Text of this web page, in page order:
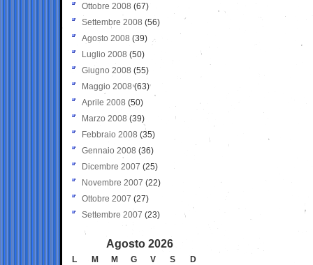
Ottobre 2008 (67)
Settembre 2008 (56)
Agosto 2008 (39)
Luglio 2008 (50)
Giugno 2008 (55)
Maggio 2008(63)
Aprile 2008 (50)
Marzo 2008 (39)
Febbraio 2008 (35)
Gennaio 2008 (36)
Dicembre 2007 (25)
Novembre 2007 (22)
Ottobre 2007 (27)
Settembre 2007 (23)
Agosto 2026
L M M G V S
D